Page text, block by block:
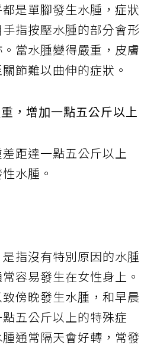
是單腳發生水腫，症狀
指按壓水腫的部分會形
當水腫變得嚴重，皮膚
節難以曲伸的症狀。
，增加一點五公斤以上
距達一點五公斤以上
水腫。
指沒有特別原因的水腫
容易發生在女性身上。
傍晚發生水腫，和早晨
五公斤以上的特殊症
通常隔天會好轉，常發